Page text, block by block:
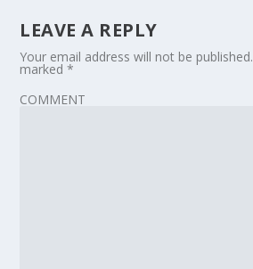
LEAVE A REPLY
Your email address will not be published.
marked*
COMMENT